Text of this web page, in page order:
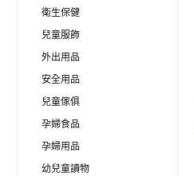
衛生保健
兒童服飾
外出用品
安全用品
兒童傢俱
孕婦食品
孕婦用品
幼兒童讀物